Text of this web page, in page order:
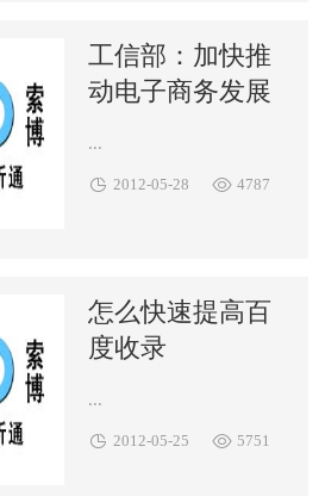
工信部：加快推
动电子商务发展
...
 2012-05-28  4787
怎么快速提高百
度收录
...
 2012-05-25  5751